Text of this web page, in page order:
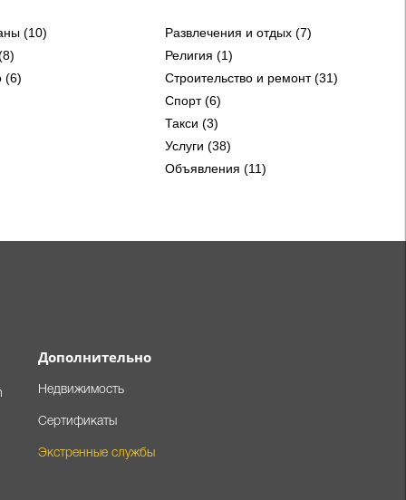
(10)
(6)
Развлечения и отдых (7)
Религия (1)
Строительство и ремонт (31)
Спорт (6)
Такси (3)
Услуги (38)
Объявления (11)
Дополнительно
Недвижимость
Сертификаты
Экстренные службы